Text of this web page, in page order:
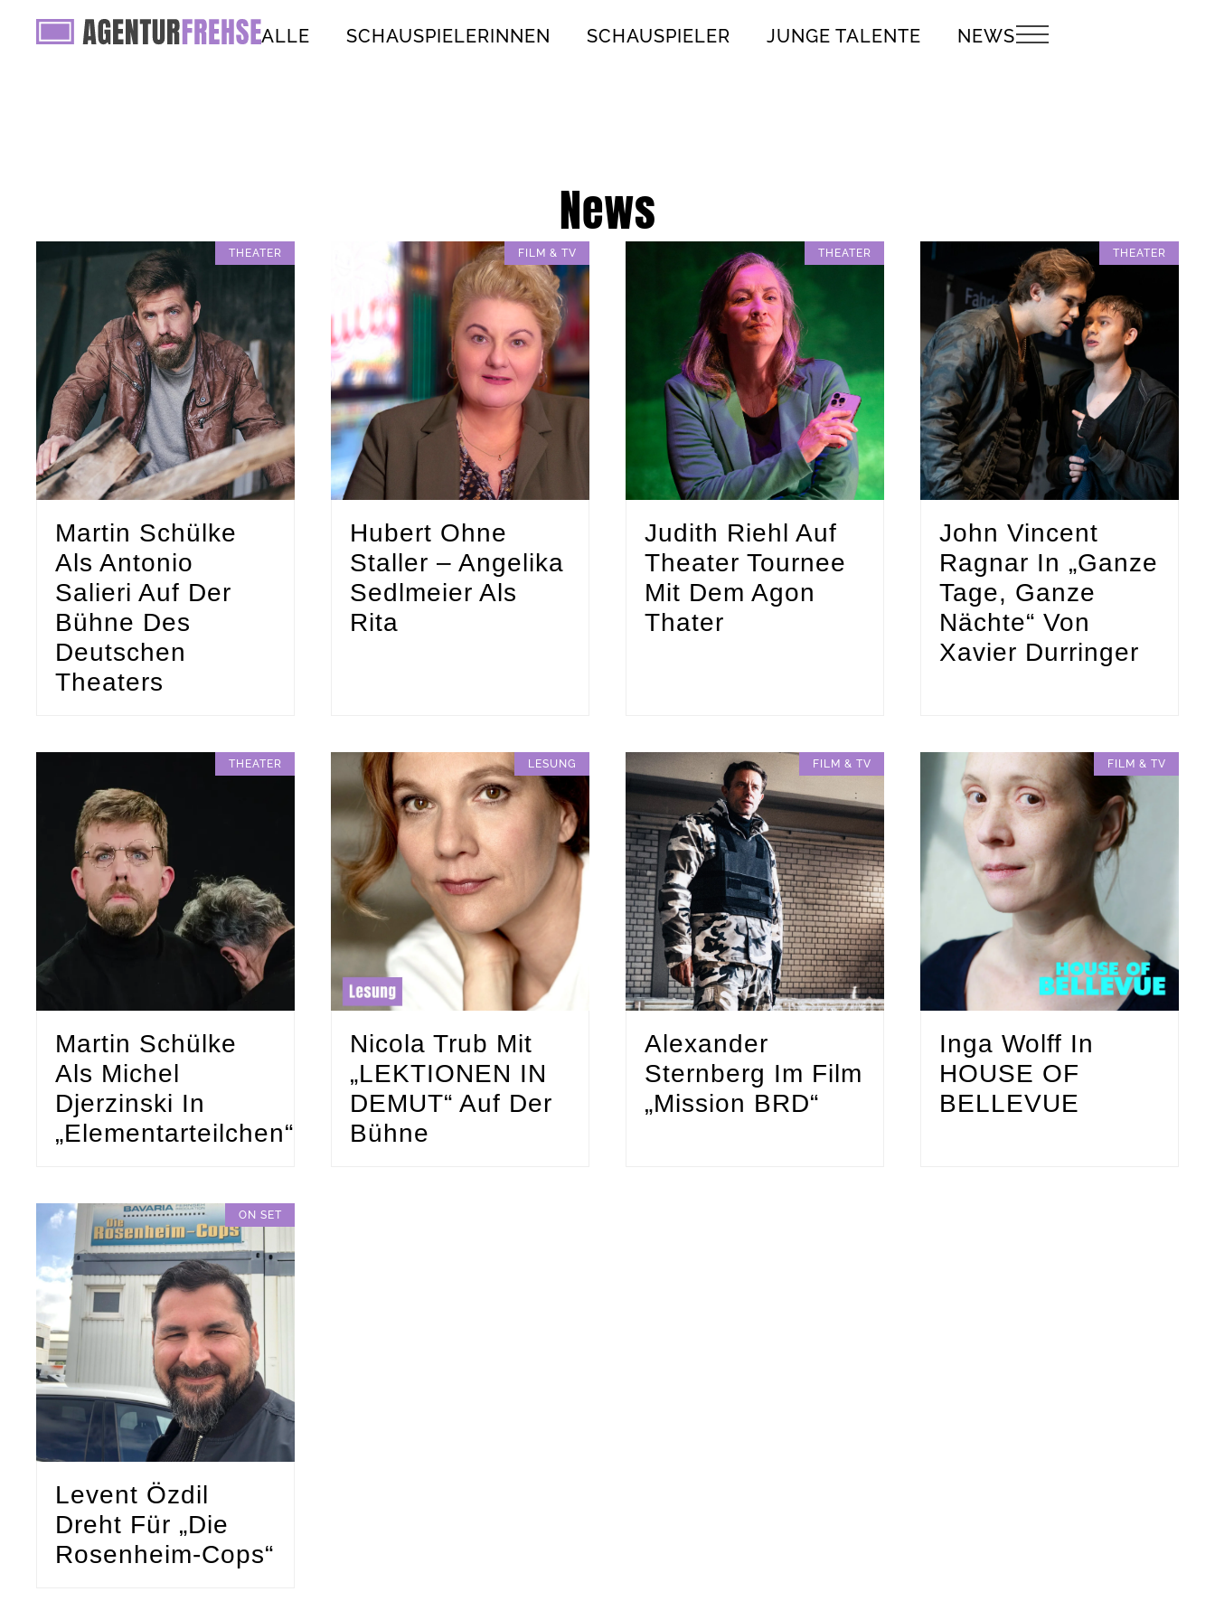
ALLE SCHAUSPIELERINNEN SCHAUSPIELER JUNGE TALENTE NEWS
News
THEATER
Martin Schülke
Als Antonio
Salieri Auf Der
Bühne Des
Deutschen
Theaters
FILM & TV
Hubert Ohne
Staller – Angelika
Sedlmeier Als
Rita
THEATER
Judith Riehl Auf
Theater Tournee
Mit Dem Agon
Thater
THEATER
John Vincent
Ragnar In „Ganze
Tage, Ganze
Nächte“ Von
Xavier Durringer
THEATER
Martin Schülke
Als Michel
Djerzinski In
„Elementarteilchen“
LESUNG
Nicola Trub Mit
„LEKTIONEN IN
DEMUT“ Auf Der
Bühne
FILM & TV
Alexander
Sternberg Im Film
„Mission BRD“
FILM & TV
Inga Wolff In
HOUSE OF
BELLEVUE
ON SET
Levent Özdil
Dreht Für „Die
Rosenheim-Cops“